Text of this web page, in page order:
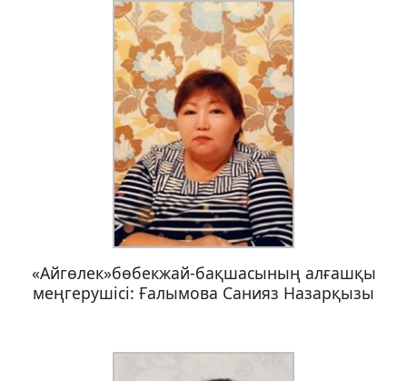
«Айгөлек»бөбекжай-бақшасының алғашқы
меңгерушісі: Ғалымова Санияз Назарқызы